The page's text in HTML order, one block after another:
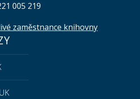
005 219
zaměstnance knihovny